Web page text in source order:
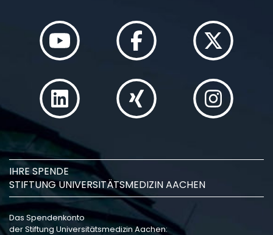
IHRE SPENDE
STIFTUNG UNIVERSITÄTSMEDIZIN AACHEN
Das Spendenkonto
der Stiftung Universitätsmedizin Aachen: